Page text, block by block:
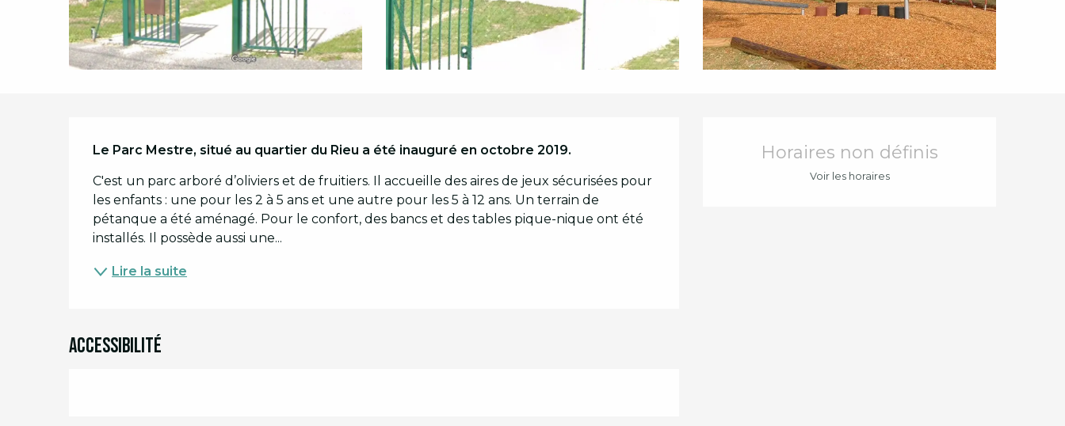
Ouverture et
Horaires non définis
Voir les horaires
Description
Le Parc Mestre, situé au quartier du Rieu a été inauguré en octobre 2019.
C'est un parc arboré d’oliviers et de fruitiers. Il accueille des aires de jeux sécurisées pour
les enfants : une pour les 2 à 5 ans et une autre pour les 5 à 12 ans. Un terrain de
pétanque a été aménagé. Pour le confort, des bancs et des tables pique-nique ont été
installés. Il possède aussi une...
Lire la suite
Accessibilité